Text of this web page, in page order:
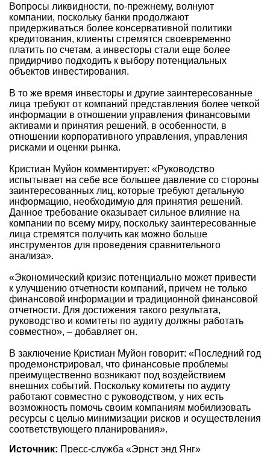
Вопросы ликвидности, по-прежнему, волнуют
компании, поскольку банки продолжают
придерживаться более консервативной политики
кредитования, клиенты стремятся своевременно
платить по счетам, а инвесторы стали еще более
придирчиво подходить к выбору потенциальных
объектов инвестирования.
В то же время инвесторы и другие заинтересованные
лица требуют от компаний представления более четкой
информации в отношении управления финансовыми
активами и принятия решений, в особенности, в
отношении корпоративного управления, управления
рисками и оценки рынка.
Кристиан Муйон комментирует: «Руководство
испытывает на себе все большее давление со стороны
заинтересованных лиц, которые требуют детальную
информацию, необходимую для принятия решений.
Данное требование оказывает сильное влияние на
компании по всему миру, поскольку заинтересованные
лица стремятся получить как можно больше
инструментов для проведения сравнительного
анализа».
«Экономический кризис потенциально может привести
к улучшению отчетности компаний, причем не только
финансовой информации и традиционной финансовой
отчетности. Для достижения такого результата,
руководство и комитеты по аудиту должны работать
совместно», – добавляет он.
В заключение Кристиан Муйон говорит: «Последний год
продемонстрировал, что финансовые проблемы
преимущественно возникают под воздействием
внешних событий. Поскольку комитеты по аудиту
работают совместно с руководством, у них есть
возможность помочь своим компаниям мобилизовать
ресурсы с целью минимизации рисков и осуществления
соответствующего планирования».
Источник: Пресс-служба «Эрнст энд Янг»